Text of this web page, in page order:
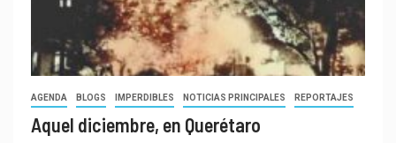
AGENDA BLOGS IMPERDIBLES NOTICIAS PRINCIPALES REPORTAJES
Aquel diciembre, en Querétaro